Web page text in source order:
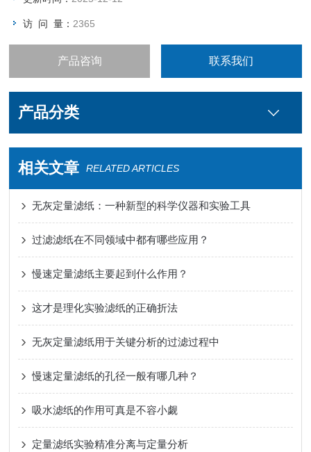
访 问 量： 2365
产品咨询 联系我们
产品分类
相关文章 RELATED ARTICLES
无灰定量滤纸：一种新型的科学仪器和实验工具
过滤滤纸在不同领域中都有哪些应用？
慢速定量滤纸主要起到什么作用？
这才是理化实验滤纸的正确折法
无灰定量滤纸用于关键分析的过滤过程中
慢速定量滤纸的孔径一般有哪几种？
吸水滤纸的作用可真是不容小觑
定量滤纸实验精准分离与定量分析